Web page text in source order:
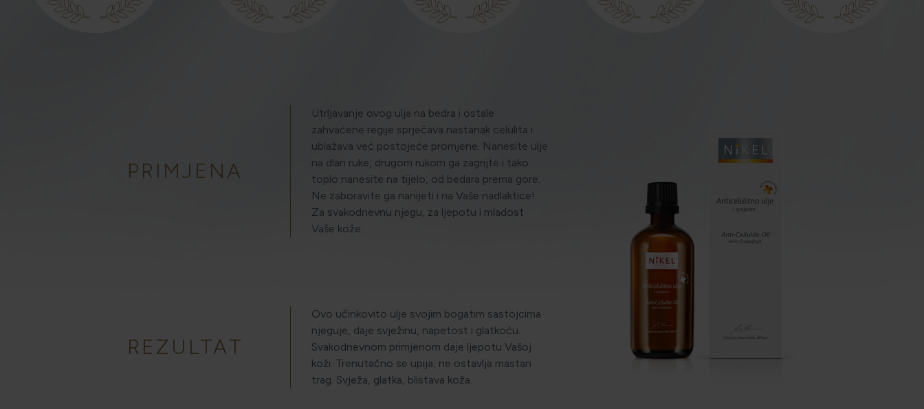
PRIMJENA
Utrljavanje ovog ulja na bedra i ostale
zahvaćene regije sprječava nastanak celulita i
ublažava već postojeće promjene. Nanesite ulje
na dlan ruke, drugom rukom ga zagrijte i tako
toplo nanesite na tijelo, od bedara prema gore.
Ne zaboravite ga nanijeti i na Vaše nadlaktice!
Za svakodnevnu njegu, za ljepotu i mladost
Vaše kože.
REZULTAT
Ovo učinkovito ulje svojim bogatim sastojcima
njeguje, daje svježinu, napetost i glatkoću.
Svakodnevnom primjenom daje ljepotu Vašoj
koži. Trenutačno se upija, ne ostavlja mastan
trag. Svježa, glatka, blistava koža.